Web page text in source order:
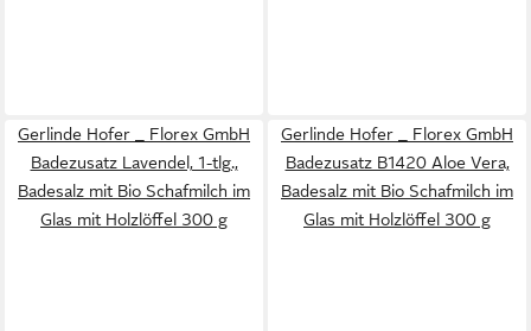
Gerlinde Hofer _ Florex GmbH
Badezusatz Lavendel, 1-tlg.,
Badesalz mit Bio Schafmilch im
Glas mit Holzlöffel 300 g
Gerlinde Hofer _ Florex GmbH
Badezusatz B1420 Aloe Vera,
Badesalz mit Bio Schafmilch im
Glas mit Holzlöffel 300 g